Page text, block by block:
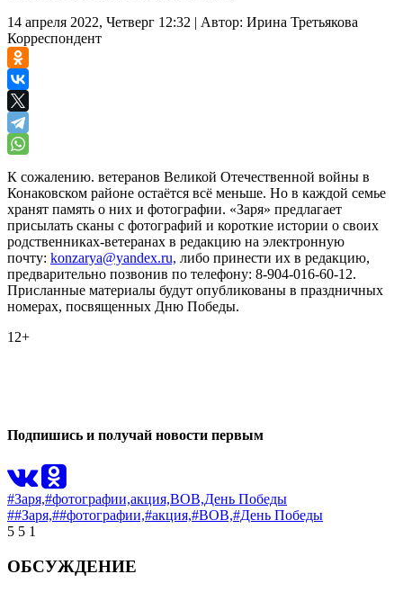
14 апреля 2022, Четверг 12:32 | Автор: Ирина Третьякова
Корреспондент
К сожалению. ветеранов Великой Отечественной войны в
Конаковском районе остаётся всё меньше. Но в каждой семье
хранят память о них и фотографии. «Заря» предлагает
присылать сканы с фотографий и короткие истории о своих
родственниках-ветеранах в редакцию на электронную
почту: konzarya@yandex.ru, либо принести их в редакцию,
предварительно позвонив по телефону: 8-904-016-60-12.
Присланные материалы будут опубликованы в праздничных
номерах, посвященных Дню Победы.
12+
Подпишись и получай новости первым
#Заря,#фотографии,акция,ВОВ,День Победы
##Заря,##фотографии,#акция,#ВОВ,#День Победы
5 5 1
ОБСУЖДЕНИЕ